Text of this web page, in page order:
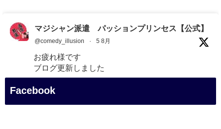
マジシャン派遣 パッションプリンセス【公式】
@comedy_illusion · 5 8月
お疲れ様です
ブログ更新しました
「マジシャン和歌山旅 白浜町・三段壁展望台」
Facebook